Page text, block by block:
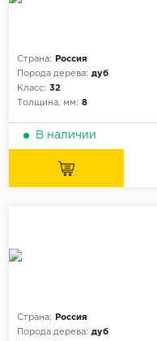
Страна:
Россия
Порода дерева: дуб
Класс: 32
Толщина, мм: 8
В наличии
Страна:
Россия
Порода дерева: дуб